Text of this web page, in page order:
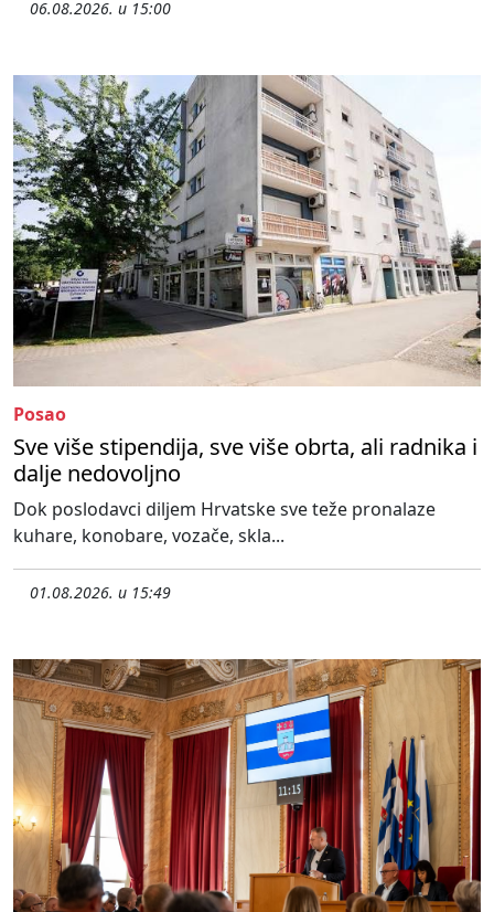
06.08.2026. u 15:00
Posao
Sve više stipendija, sve više obrta, ali radnika i
dalje nedovoljno
Dok poslodavci diljem Hrvatske sve teže pronalaze
kuhare, konobare, vozače, skla...
01.08.2026. u 15:49